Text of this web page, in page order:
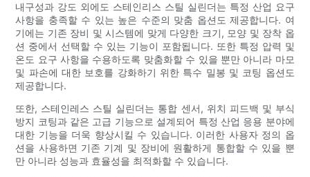
내구성과 강도 외에도 스테인리스 스틸 실린더는 특정 산업 요구
사항을 충족할 수 있는 높은 수준의 맞춤 옵션도 제공합니다. 여
기에는 기존 장비 및 시스템에 맞게 다양한 크기, 모양 및 장착 옵
션 중에서 선택할 수 있는 기능이 포함됩니다. 또한 특정 압력 및
온도 요구 사항을 수용하도록 맞춤화할 수 있을 뿐만 아니라 마모
및 파손에 대한 보호를 강화하기 위한 특수 밀봉 및 코팅 옵션도
제공합니다.
또한, 스테인레스 스틸 실린더는 통합 센서, 위치 피드백 및 부식
방지 코팅과 같은 고급 기능으로 설계되어 특정 산업 응용 분야에
대한 기능을 더욱 향상시킬 수 있습니다. 이러한 사용자 정의 옵
션을 사용하면 기존 기계 및 장비에 원활하게 통합할 수 있을 뿐
만 아니라 성능과 효율성을 최적화할 수 있습니다.